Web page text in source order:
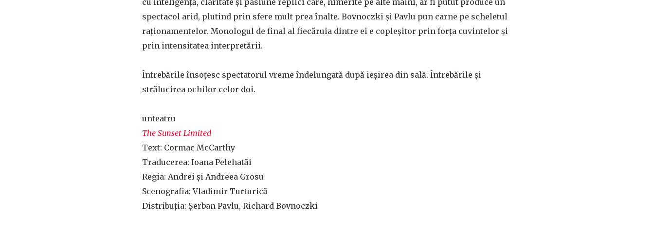
cu inteligenţă, claritate şi pasiune replici care, nimerite pe alte mâini, ar fi putut produce un
spectacol arid, plutind prin sfere mult prea înalte. Bovnoczki şi Pavlu pun carne pe scheletul
raţionamentelor. Monologul de final al fiecăruia dintre ei e copleşitor prin forţa cuvintelor şi
prin intensitatea interpretării.
Întrebările însoţesc spectatorul vreme îndelungată după ieşirea din sală. Întrebările şi
strălucirea ochilor celor doi.
unteatru
The Sunset Limited
Text: Cormac McCarthy
Traducerea: Ioana Pelehatăi
Regia: Andrei și Andreea Grosu
Scenografia: Vladimir Turturică
Distribuţia: Șerban Pavlu, Richard Bovnoczki